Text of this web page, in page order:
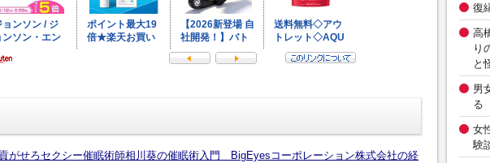
がせろセクシー催眠術師相川葵の催眠術入門 BigEyesコーポレーション株式会社の経
復
高
り
と
男
る
女
験